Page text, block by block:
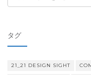
テ
ー
タグ
21_21 DESIGN SIGHT